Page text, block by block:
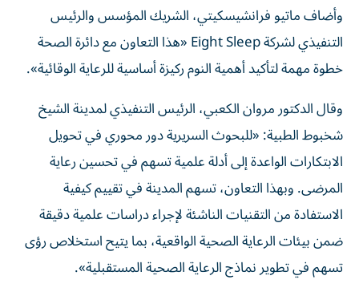
وأضاف ماتيو فرانشيسكيتي، الشريك المؤسس والرئيس
التنفيذي لشركة Eight Sleep «هذا التعاون مع دائرة الصحة
خطوة مهمة لتأكيد أهمية النوم ركيزة أساسية للرعاية الوقائية».
وقال الدكتور مروان الكعبي، الرئيس التنفيذي لمدينة الشيخ
شخبوط الطبية: «للبحوث السريرية دور محوري في تحويل
الابتكارات الواعدة إلى أدلة علمية تسهم في تحسين رعاية
المرضى. وبهذا التعاون، تسهم المدينة في تقييم كيفية
الاستفادة من التقنيات الناشئة لإجراء دراسات علمية دقيقة
ضمن بيئات الرعاية الصحية الواقعية، بما يتيح استخلاص رؤى
تسهم في تطوير نماذج الرعاية الصحية المستقبلية».